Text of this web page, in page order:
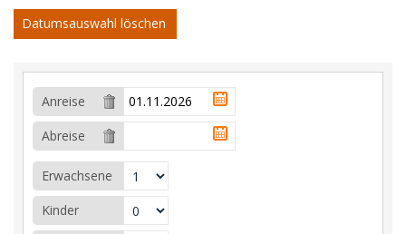
Datumsauswahl löschen
Anreise
Abreise
Erwachsene
Kinder